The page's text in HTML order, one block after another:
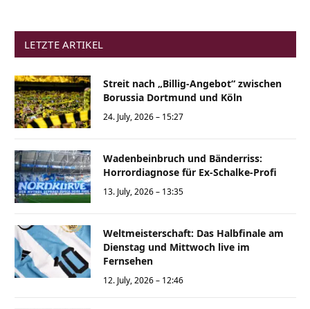
LETZTE ARTIKEL
Streit nach „Billig-Angebot“ zwischen
Borussia Dortmund und Köln
24. July, 2026 – 15:27
Wadenbeinbruch und Bänderriss:
Horrordiagnose für Ex-Schalke-Profi
13. July, 2026 – 13:35
Weltmeisterschaft: Das Halbfinale am
Dienstag und Mittwoch live im
Fernsehen
12. July, 2026 – 12:46